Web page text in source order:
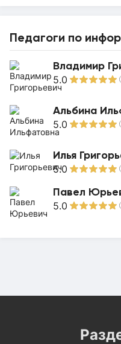
Педагоги по
Владимир
5.0
Альбина
5.0
Илья
5.0
Павел
5.0